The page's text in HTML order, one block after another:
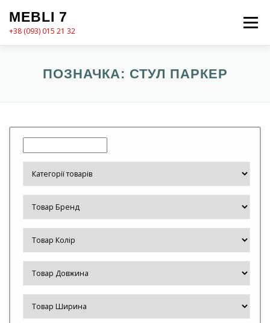
вмісту
MEBLI 7
+38 (093) 015 21 32
Меню
MEBLI7 КАТАЛОГ ПРО НАС КОШИК
ПОЗНАЧКА: СТУЛ ПАРКЕР